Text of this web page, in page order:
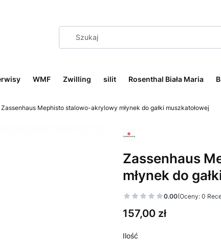
WMF Zwilling silit Rosenthal Biała Maria
Zassenhaus Mephisto stalowo-akrylowy młynek do gałki muszkatołowej
Zassenhaus
młynek do
0.00(Oceny: 0
Cena
157,00 zł
Ilość